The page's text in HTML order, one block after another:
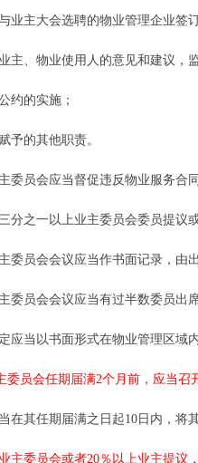
主大会选聘的物业管理企业签
、物业使用人的意见和建议，
约的实施；
予的其他职责。
员会应当督促违反物业服务合同
之一以上业主委员会委员提议或
员会会议应当作书面记录，由出
员会会议应当有过半数委员出
当以书面形式在物业管理区域内
员会任期届满2个月前，应当召
其任期届满之日起10日内，将
委员会或者20％以上业主提议，